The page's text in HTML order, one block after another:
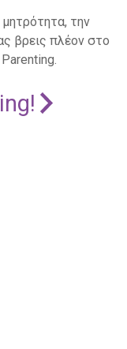
μητρότητα, την
βρεις πλέον στο